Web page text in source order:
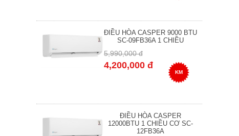
ĐIỀU HÒA CASPER 9000 BTU
SC-09FB36A 1 CHIỀU
5,990,000 đ
4,200,000 đ
KM
ĐIỀU HÒA CASPER
12000BTU 1 CHIỀU CƠ SC-
12FB36A